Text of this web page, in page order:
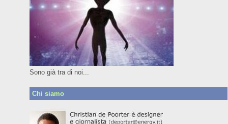
Sono già tra di noi...
Chi siamo